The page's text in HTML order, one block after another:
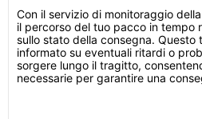
Con il servizio di monitoraggio
il percorso del tuo pacco in tempo
sullo stato della consegna. Questo
informato su eventuali ritardi o
sorgere lungo il tragitto,
necessarie per garantire una